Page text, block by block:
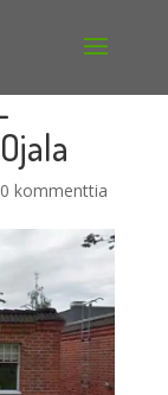
0 kommenttia